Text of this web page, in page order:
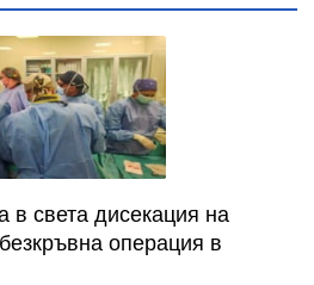
в света дисекация на
операция в